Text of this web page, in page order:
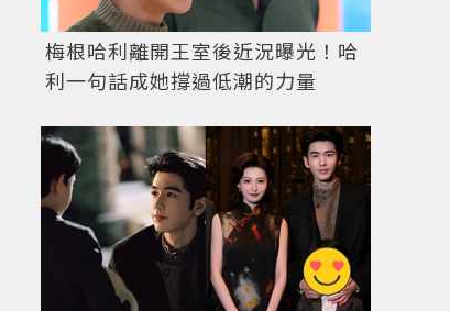
利用聚碳酸酯（PC）製成的Bank Light系列行李箱，
梅根哈利離開王室後近況曝光！哈
利一句話成她撐過低潮的力量